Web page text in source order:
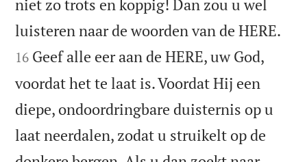
niet zo trots en koppig! Dan zou u wel
luisteren naar de woorden van de HERE.
16 Geef alle eer aan de HERE, uw God,
voordat het te laat is. Voordat Hij een
diepe, ondoordringbare duisternis op u
laat neerdalen, zodat u struikelt op de